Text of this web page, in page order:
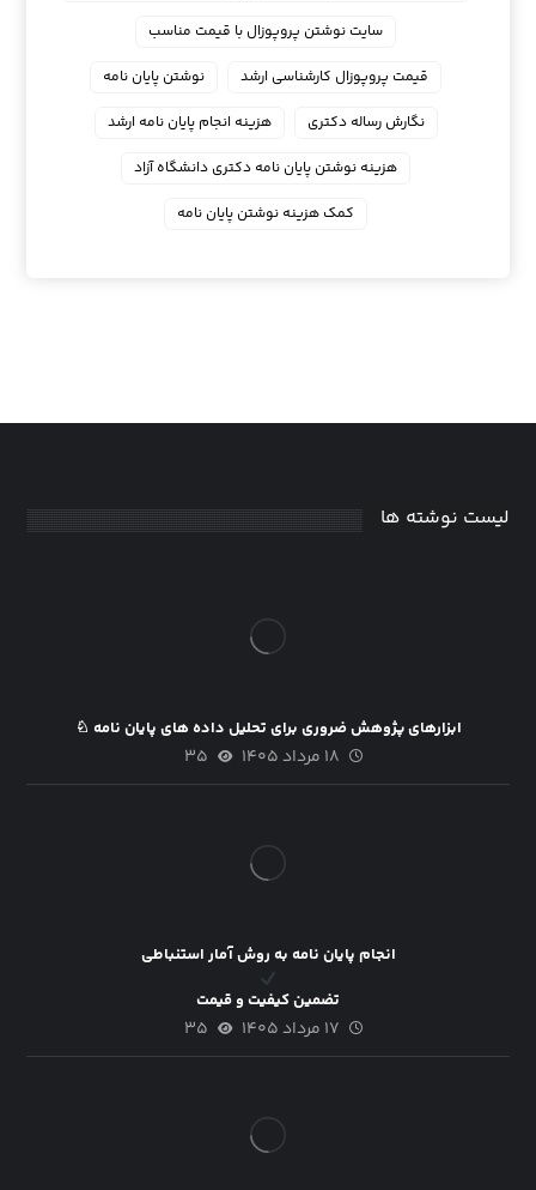
سایت نوشتن پروپوزال با قیمت مناسب
قیمت پروپوزال کارشناسی ارشد
نوشتن پایان نامه
نگارش رساله دکتری
هزینه انجام پایان نامه ارشد
هزینه نوشتن پایان نامه دکتری دانشگاه آزاد
کمک هزینه نوشتن پایان نامه
لیست نوشته ها
ابزارهای پژوهش ضروری برای تحلیل داده های پایان نامه ♘
۱۸ مرداد ۱۴۰۵ ۳۵
انجام پایان نامه به روش آمار استنباطی
تضمین کیفیت و قیمت
۱۷ مرداد ۱۴۰۵ ۳۵